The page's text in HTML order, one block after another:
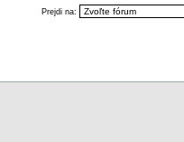
Prejdi na: